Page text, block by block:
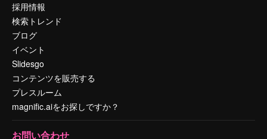
採用情報
検索トレンド
ブログ
イベント
Slidesgo
コンテンツを販売する
プレスルーム
magnific.aiをお探しですか？
お問い合わせ